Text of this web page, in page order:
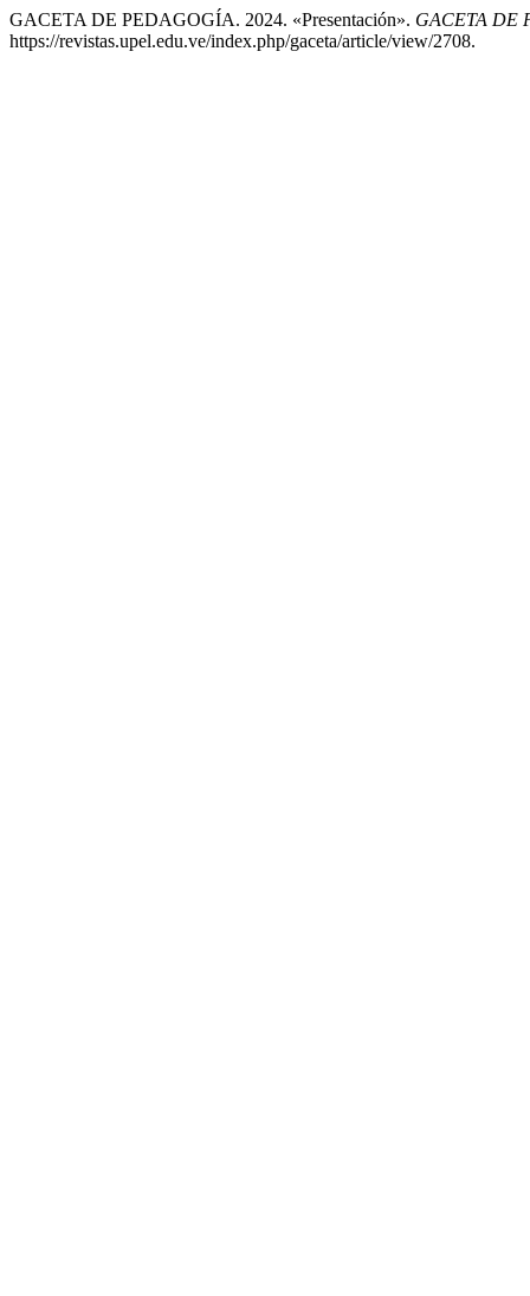
GACETA DE PEDAGOGÍA. 2024. «Presentación». GACETA DE
https://revistas.upel.edu.ve/index.php/gaceta/article/view/2708.